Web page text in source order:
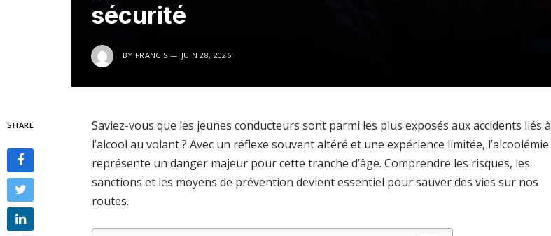
sécurité
BY FRANCIS JUIN 28, 2026
SHARE
Saviez-vous que les jeunes conducteurs sont parmi les plus exposés aux accidents liés à
l’alcool au volant ? Avec un réflexe souvent altéré et une expérience limitée, l’alcoolémie
représente un danger majeur pour cette tranche d’âge. Comprendre les risques, les
sanctions et les moyens de prévention devient essentiel pour sauver des vies sur nos
routes.